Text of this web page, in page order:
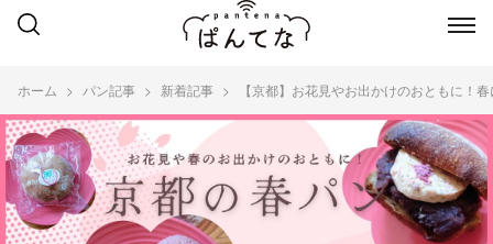
ホーム パン記事 新着記事 【京都】お花見やお出かけのおともに！